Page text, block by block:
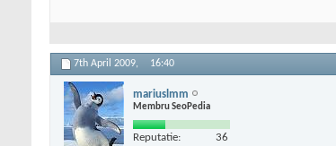
7th April 2009, 16:40
mariuslmm
Membru SeoPedia
Reputatie: 36